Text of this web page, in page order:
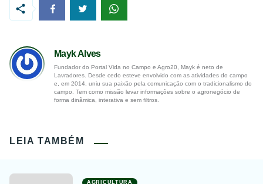
Mayk Alves
Fundador do Portal Vida no Campo e Agro20, Mayk é neto de
Lavradores. Desde cedo esteve envolvido com as atividades do campo
e, em 2014, uniu sua paixão pela comunicação com o tradicionalismo do
campo. Tem como missão levar informações sobre o agronegócio de
forma dinâmica, interativa e sem filtros.
LEIA TAMBÉM
AGRICULTURA